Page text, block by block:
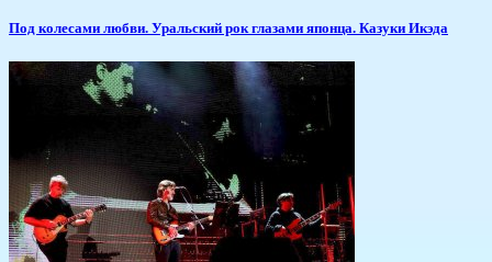
Под колесами любви. Уральский рок глазами японца. Казуки Икэда